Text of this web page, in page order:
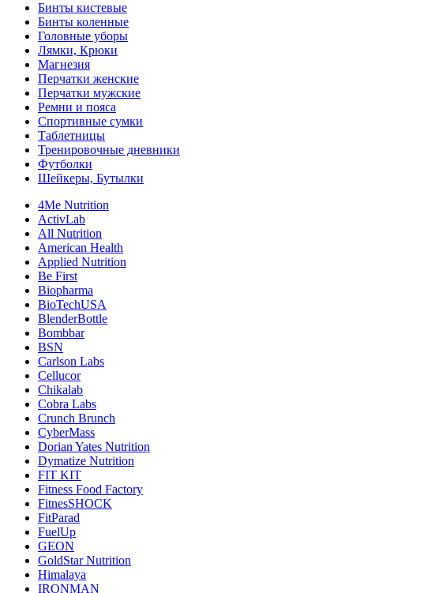
Бинты кистевые
Бинты коленные
Головные уборы
Лямки, Крюки
Магнезия
Перчатки женские
Перчатки мужские
Ремни и пояса
Спортивные сумки
Таблетницы
Тренировочные дневники
Футболки
Шейкеры, Бутылки
4Me Nutrition
ActivLab
All Nutrition
American Health
Applied Nutrition
Be First
Biopharma
BioTechUSA
BlenderBottle
Bombbar
BSN
Carlson Labs
Cellucor
Chikalab
Cobra Labs
Crunch Brunch
CyberMass
Dorian Yates Nutrition
Dymatize Nutrition
FIT KIT
Fitness Food Factory
FitnesSHOCK
FitParad
FuelUp
GEON
GoldStar Nutrition
Himalaya
IRONMAN